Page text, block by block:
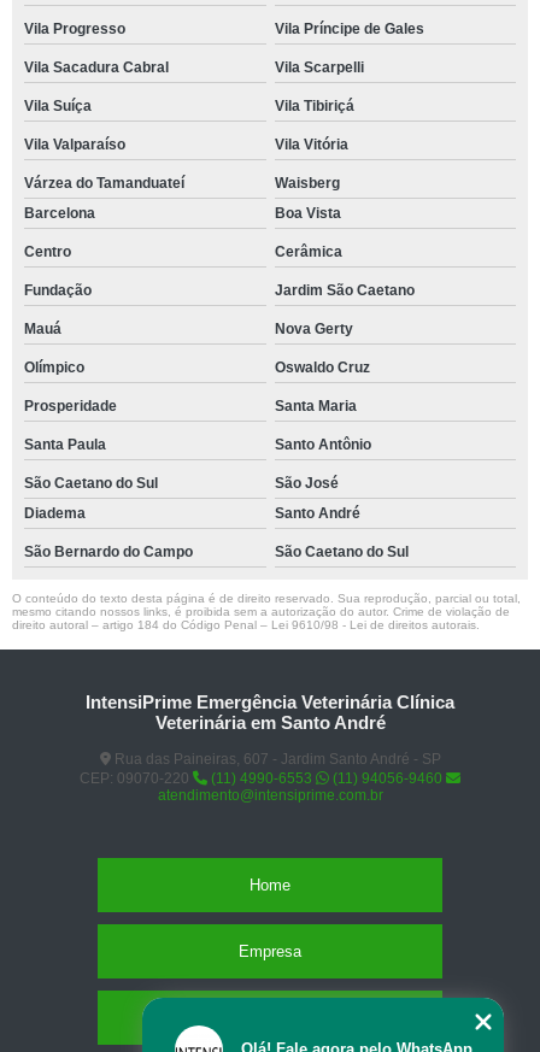
Vila Progresso Vila Príncipe de Gales
Vila Sacadura Cabral Vila Scarpelli
Vila Suíça Vila Tibiriçá
Vila Valparaíso Vila Vitória
Várzea do Tamanduateí
Waisberg
Barcelona
Boa Vista
Centro Cerâmica
Fundação Jardim São Caetano
Mauá Nova Gerty
Olímpico Oswaldo Cruz
Prosperidade Santa Maria
Santa Paula Santo Antônio
São Caetano do Sul
São José
Diadema
Santo André
São Bernardo do Campo São Caetano do Sul
O conteúdo do texto desta página é de direito reservado. Sua reprodução, parcial ou total,
mesmo citando nossos links, é proibida sem a autorização do autor. Crime de violação de
direito autoral – artigo 184 do Código Penal – Lei 9610/98 - Lei de direitos autorais
IntensiPrime Emergência Veterinária Clínica
Veterinária em Santo André
Rua das Paineiras, 607 - Jardim Santo André - SP
CEP: 09070-220
(11) 4990-6553
(11) 94056-9460
atendimento@intensiprime.com.br
Home
Empresa